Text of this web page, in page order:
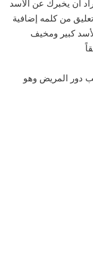
أن يخبرك عن الأسد
من كلمه إضافية
كبير ومخيف
دور المريض وهو